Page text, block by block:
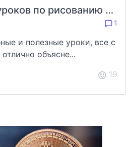
Подборка из 10 уроков по рисованию персонажей
1
и полезные уроки, все с
объясне...
19